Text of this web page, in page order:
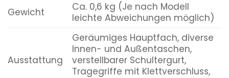
Gewicht
Ca. 0,6 kg (Je nach Modell
leichte Abweichungen möglich)
Ausstattung
Geräumiges Hauptfach, diverse
Innen- und Außentaschen,
verstellbarer Schultergurt,
Tragegriffe mit Klettverschluss,